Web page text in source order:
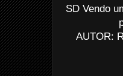
SD Vendo
AUTOR: